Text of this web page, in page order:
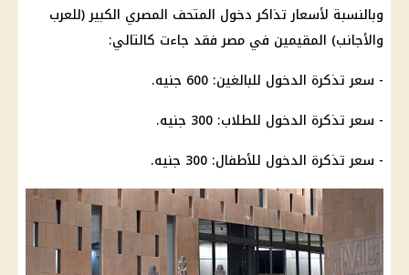
وبالنسبة لأسعار تذاكر دخول المتحف المصري الكبير (للعرب
والأجانب) المقيمين في مصر فقد جاءت كالتالي:
- سعر تذكرة الدخول للبالغين: 600 جنيه.
- سعر تذكرة الدخول للطلاب: 300 جنيه.
- سعر تذكرة الدخول للأطفال: 300 جنيه.